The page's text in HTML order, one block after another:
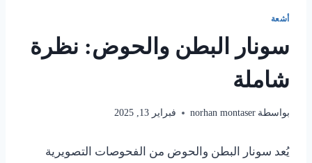
أشعة
سونار البطن والحوض: نظرة
شاملة
بواسطة norhan montaser فبراير 13, 2025
يُعد سونار البطن والحوض من الفحوصات التصويرية